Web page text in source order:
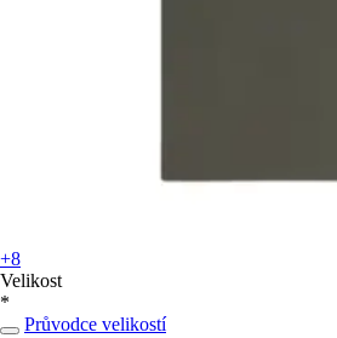
+8
Velikost
*
Průvodce velikostí